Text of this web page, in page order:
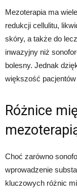
Mezoterapia ma
redukcji cellulitu,
skóry, a także do
inwazyjny niż
bolesny. Jednak
większość
Różnice
Choć zarówno
wprowadzenie
kluczowych różnic